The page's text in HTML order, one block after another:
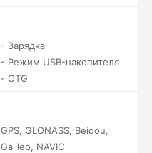
- Зарядка
- Режим USB-накопителя
- OTG
GPS, GLONASS, Beidou,
Galileo, NAVIC